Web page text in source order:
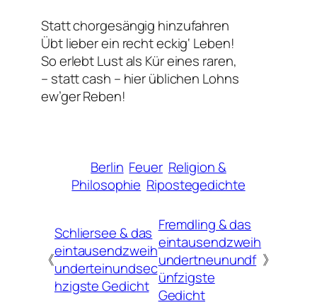
Statt chorgesängig hinzufahren
Übt lieber ein recht eckig‘ Leben!
So erlebt Lust als Kür eines raren,
– statt cash – hier üblichen Lohns
ew’ger Reben!
Berlin Feuer Religion &
Philosophie Ripostegedichte
《
Schliersee & das
eintausendzweih
underteinundsec
hzigste Gedicht
Fremdling & das
eintausendzweih
undertneunundf
ünfzigste
Gedicht
》